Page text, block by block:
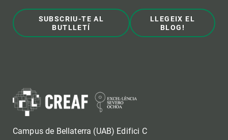
SUBSCRIU-TE AL
BUTLLETÍ
LLEGEIX EL
BLOG!
Campus de Bellaterra (UAB) Edifici C